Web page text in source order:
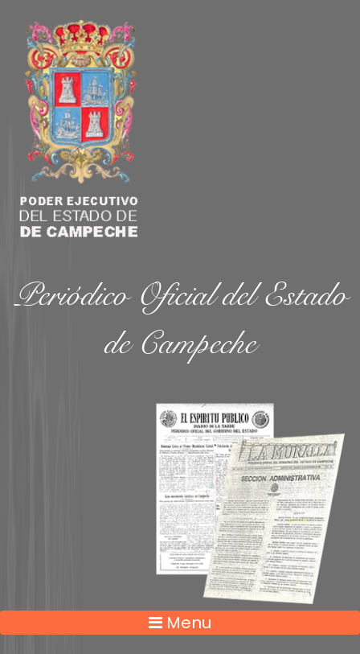
Periódico Oficial del Estado
de Campeche
Menu